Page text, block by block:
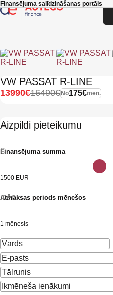
Skip to main content
Finansējuma salīdzināšanas portāls
VW PASSAT R-LINE
No175€mēn.
16490€
13990€
Aizpildi pieteikumu
Finansējuma summa
€
1500 EUR
Atmaksas periods mēnešos
mēn.
1 mēnesis